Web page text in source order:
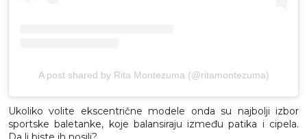
A post shared by Rita Montezuma (@ritamontezuma)
Ukoliko volite ekscentrične modele onda su najbolji izbor
sportske baletanke, koje balansiraju između patika i cipela.